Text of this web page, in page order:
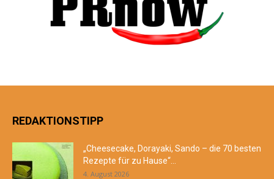
REDAKTIONSTIPP
„Cheesecake, Dorayaki, Sando – die 70 besten
Rezepte für zu Hause“...
4. August 2026